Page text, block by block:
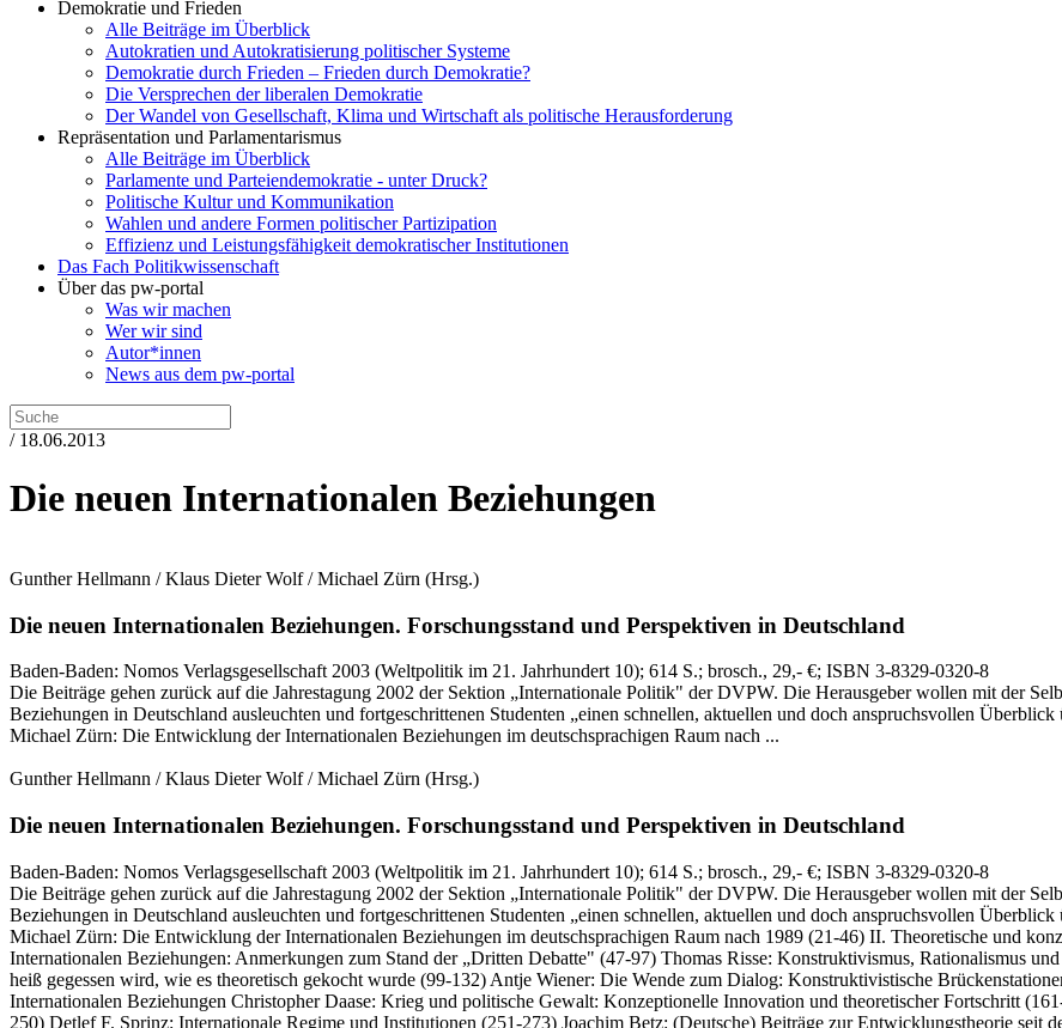
Demokratie und Frieden
Alle Beiträge im Überblick
Autokratien und Autokratisierung politischer Systeme
Demokratie durch Frieden – Frieden durch Demokratie?
Die Versprechen der liberalen Demokratie
Der Wandel von Gesellschaft, Klima und Wirtschaft als politische Herausforderung
Repräsentation und Parlamentarismus
Alle Beiträge im Überblick
Parlamente und Parteiendemokratie - unter Druck?
Politische Kultur und Kommunikation
Wahlen und andere Formen politischer Partizipation
Effizienz und Leistungsfähigkeit demokratischer Institutionen
Das Fach Politikwissenschaft
Über das pw-portal
Was wir machen
Wer wir sind
Autor*innen
News aus dem pw-portal
/ 18.06.2013
Die neuen Internationalen Beziehungen
Gunther Hellmann / Klaus Dieter Wolf / Michael Zürn (Hrsg.)
Die neuen Internationalen Beziehungen. Forschungsstand und Perspektiven in Deutschland
Baden-Baden: Nomos Verlagsgesellschaft 2003 (Weltpolitik im 21. Jahrhundert 10); 614 S.; brosch., 29,- €; ISBN 3-8329-0320-8
Die Beiträge gehen zurück auf die Jahrestagung 2002 der Sektion „Internationale Politik" der DVPW. Die Herausgeber wollen mit der
Beziehungen in Deutschland ausleuchten und fortgeschrittenen Studenten „einen schnellen, aktuellen und doch anspruchsvollen
Michael Zürn: Die Entwicklung der Internationalen Beziehungen im deutschsprachigen Raum nach ...
Gunther Hellmann / Klaus Dieter Wolf / Michael Zürn (Hrsg.)
Die neuen Internationalen Beziehungen. Forschungsstand und Perspektiven in Deutschland
Baden-Baden: Nomos Verlagsgesellschaft 2003 (Weltpolitik im 21. Jahrhundert 10); 614 S.; brosch., 29,- €; ISBN 3-8329-0320-8
Die Beiträge gehen zurück auf die Jahrestagung 2002 der Sektion „Internationale Politik" der DVPW. Die Herausgeber wollen mit der
Beziehungen in Deutschland ausleuchten und fortgeschrittenen Studenten „einen schnellen, aktuellen und doch anspruchsvollen
Michael Zürn: Die Entwicklung der Internationalen Beziehungen im deutschsprachigen Raum nach 1989 (21-46) II. Theoretische und
Internationalen Beziehungen: Anmerkungen zum Stand der „Dritten Debatte" (47-97) Thomas Risse: Konstruktivismus, Rationalismus
heiß gegessen wird, wie es theoretisch gekocht wurde (99-132) Antje Wiener: Die Wende zum Dialog: Konstruktivistische
Internationalen Beziehungen Christopher Daase: Krieg und politische Gewalt: Konzeptionelle Innovation und theoretischer Fortschritt
250) Detlef F. Sprinz: Internationale Regime und Institutionen (251-273) Joachim Betz: (Deutsche) Beiträge zur Entwicklungstheorie seit